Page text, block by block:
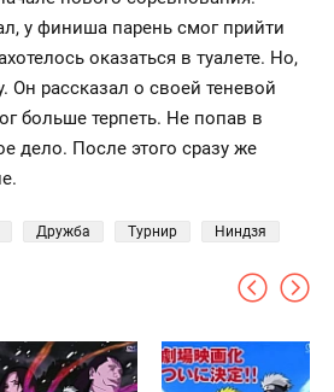
у финиша парень смог прийти
оказаться в туалете. Но,
Он рассказал о своей теневой
больше терпеть. Не попав в
дело. После этого сразу же
Дружба Турнир Ниндзя